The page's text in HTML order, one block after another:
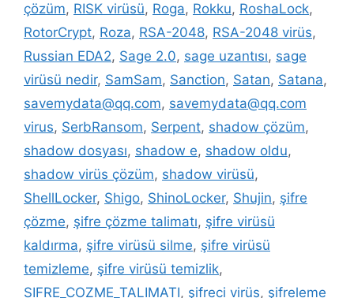
çözüm, RISK virüsü, Roga, Rokku, RoshaLock,
RotorCrypt, Roza, RSA-2048, RSA-2048 virüs,
Russian EDA2, Sage 2.0, sage uzantısı, sage
virüsü nedir, SamSam, Sanction, Satan, Satana,
savemydata@qq.com, savemydata@qq.com
virus, SerbRansom, Serpent, shadow çözüm,
shadow dosyası, shadow e, shadow oldu,
shadow virüs çözüm, shadow virüsü,
ShellLocker, Shigo, ShinoLocker, Shujin, şifre
çözme, şifre çözme talimatı, şifre virüsü
kaldırma, şifre virüsü silme, şifre virüsü
temizleme, şifre virüsü temizlik,
SIFRE_COZME_TALIMATI, şifreci virüs, şifreleme